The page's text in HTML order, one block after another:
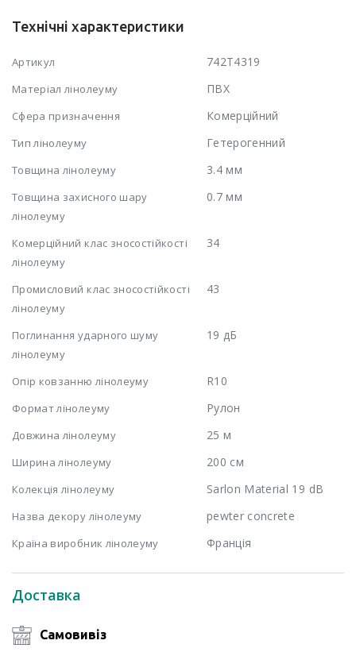
Доставка
Самовивіз
Технічні характеристики
Артикул 742T4319
Матеріал лінолеуму ПВХ
Сфера призначення Комерційний
Тип лінолеуму Гетерогенний
Товщина лінолеуму 3.4 мм
Товщина захисного шару
лінолеуму
0.7 мм
Комерційний клас зносостійкості
лінолеуму
34
Промисловий клас зносостійкості
лінолеуму
43
Поглинання ударного шуму
лінолеуму
19 дБ
Опір ковзанню лінолеуму R10
Формат лінолеуму Рулон
Довжина лінолеуму 25 м
Ширина лінолеуму 200 см
Колекція лінолеуму Sarlon Material 19 dB
Назва декору лінолеуму pewter concrete
Країна виробник лінолеуму Франція